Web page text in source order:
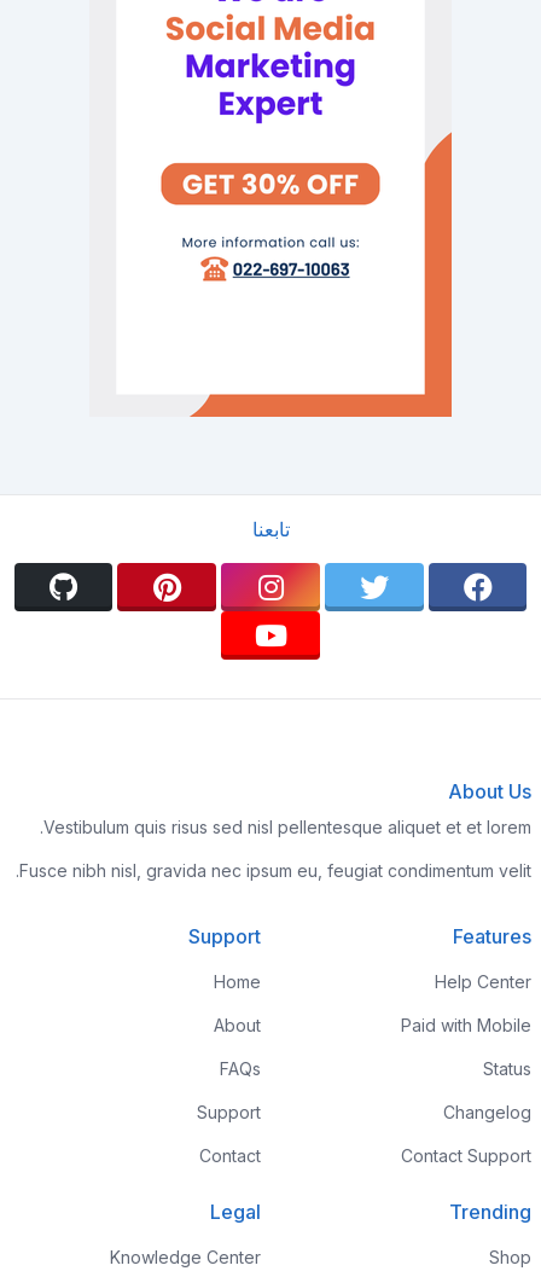
تابعنا
About Us
Vestibulum quis risus sed nisl pellentesque aliquet et et lorem.
Fusce nibh nisl, gravida nec ipsum eu, feugiat condimentum velit.
Features
Help Center
Paid with Mobile
Status
Changelog
Contact Support
Support
Home
About
FAQs
Support
Contact
Trending
Shop
Legal
Knowledge Center